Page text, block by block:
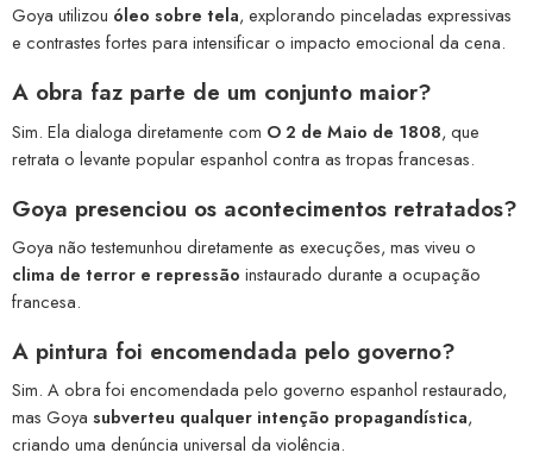
Goya utilizou óleo sobre tela, explorando pinceladas expressivas
e contrastes fortes para intensificar o impacto emocional da cena.
A obra faz parte de um conjunto maior?
Sim. Ela dialoga diretamente com O 2 de Maio de 1808, que
retrata o levante popular espanhol contra as tropas francesas.
Goya presenciou os acontecimentos retratados?
Goya não testemunhou diretamente as execuções, mas viveu o
clima de terror e repressão instaurado durante a ocupação
francesa.
A pintura foi encomendada pelo governo?
Sim. A obra foi encomendada pelo governo espanhol restaurado,
mas Goya subverteu qualquer intenção propagandística,
criando uma denúncia universal da violência.